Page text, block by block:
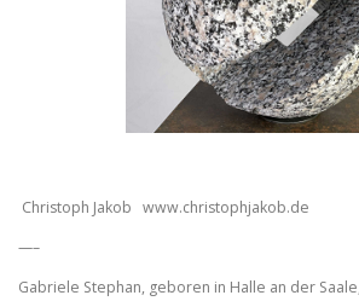
Christoph Jakob www.christophjakob.de
—–
Gabriele Stephan, geboren in Halle an der